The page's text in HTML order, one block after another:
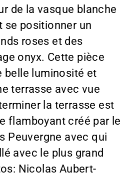
de la vasque blanche
se positionner un
roses et des
onyx. Cette pièce
belle luminosité et
terrasse avec vue
la terrasse est
flamboyant créé par le
Peuvergne avec qui
avec le plus grand
Nicolas Aubert-